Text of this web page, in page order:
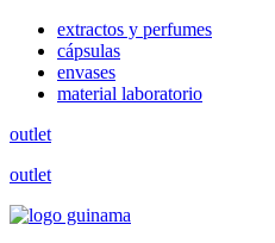
extractos y perfumes
cápsulas
envases
material laboratorio
outlet
outlet